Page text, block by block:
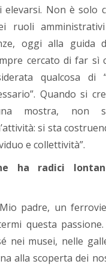
elevarsi. Non è solo
ruoli
oggi alla guida
cercato di far sì
qualcosa di
Quando si
una mostra,
si sta
e collettività”.
ha radici
Mio padre, un
questa passione.
nei musei, nelle
alla scoperta dei